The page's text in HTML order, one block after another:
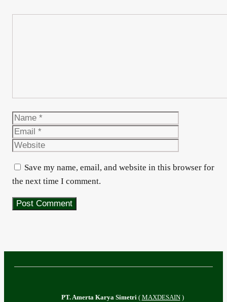
Name
Save my name, email, and website in this browser for
the next time I comment.
PT. Amerta Karya Simetri( MAXDESAIN)